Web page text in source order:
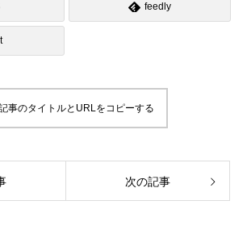
feedly
事のタイトルとURLをコピーする
次の記事